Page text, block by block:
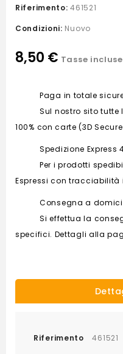
Riferimento: 461521
Condizioni: Nuovo
8,50 € Tasse incluse
Paga in totale
Sul nostro sito tutte
100% con carte (3D
Spedizione Express
Per i prodotti
Espressi con tracciabilità
Consegna a
Si effettua la
specifici. Dettagli alla
Riferimento 461521